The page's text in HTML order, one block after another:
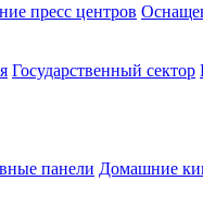
пресс центров
Государственный сектор
панели Домашние